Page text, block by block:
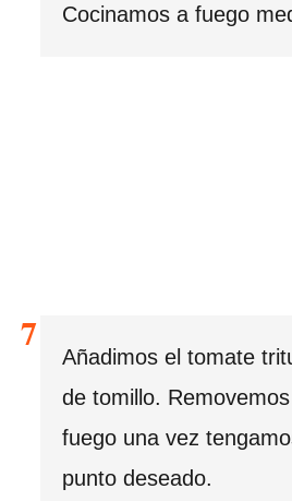
Cocinamos a fuego
Añadimos el tomate
de tomillo.
fuego una vez
punto deseado.